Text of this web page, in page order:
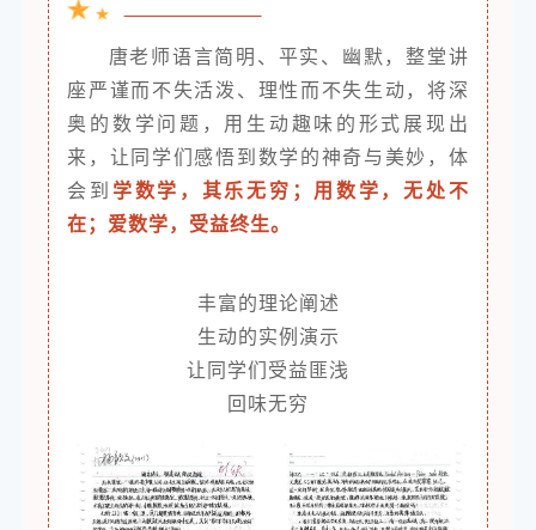
唐老师语言简明、平实、幽默，整堂讲
座严谨而不失活泼、理性而不失生动，将深
奥的数学问题，用生动趣味的形式展现出
来，让同学们感悟到数学的神奇与美妙，体
会到 学数学，其乐无穷；用数学，无处不
在；爱数学，受益终生。
丰富的理论阐述
生动的实例演示
让同学们受益匪浅
回味无穷